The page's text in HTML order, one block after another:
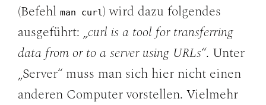
(Befehl man curl) wird dazu folgendes
ausgeführt: „curl is a tool for transferring
data from or to a server using URLs“. Unter
„Server“ muss man sich hier nicht einen
anderen Computer vorstellen. Vielmehr